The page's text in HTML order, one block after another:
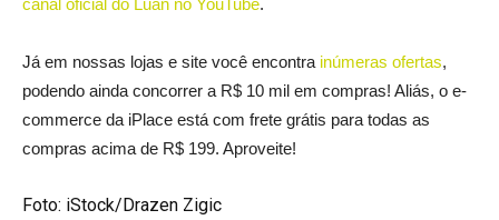
Já em nossas lojas e site você encontra inúmeras ofertas,
podendo ainda concorrer a R$ 10 mil em compras! Aliás, o e-
commerce da iPlace está com frete grátis para todas as
compras acima de R$ 199. Aproveite!
Foto: iStock/Drazen Zigic